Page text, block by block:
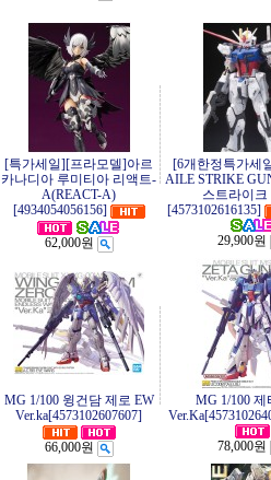
[특가세일][프라모델]아르
카나디아 루미티아 리액트-
A(REACT-A)
[4934054056156]
62,000원
[6개한정특가세
AILE STRIKE
스트라이크
[4573102616135]
29,900원
MG 1/100 윙건담 제로 EW
Ver.ka[4573102607607]
66,000원
MG 1/100 제
78,000원